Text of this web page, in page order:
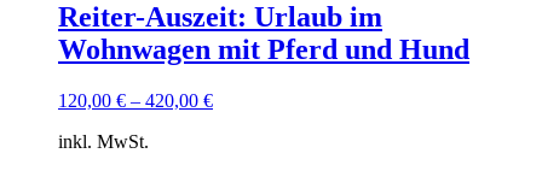
Reiter-Auszeit: Urlaub im
Wohnwagen mit Pferd und Hund
120,00 € – 420,00 €
inkl. MwSt.